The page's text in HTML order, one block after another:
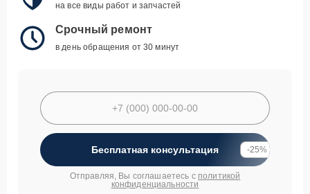
на все виды работ и запчастей
Срочный ремонт
в день обращения от 30 минут
Бесплатная консультация -25%
Отправляя, Вы соглашаетесь с политикой
конфиденциальности